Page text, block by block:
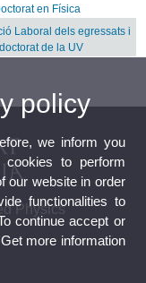
en Física
Laboral dels egressats i
de la UV
Physics
policy
we inform you
to perform
our website in order
functionalities to
continue accept or
more information